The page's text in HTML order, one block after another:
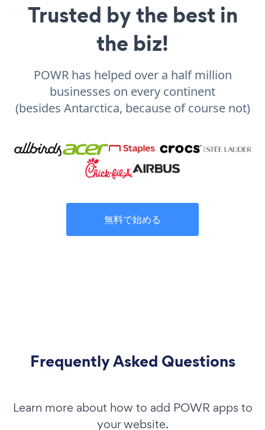
Trusted by the best in
the biz!
POWR has helped over a half million
businesses on every continent
(besides Antarctica, because of course not)
無料で始める
Frequently Asked Questions
Learn more about how to add POWR apps to
your website.